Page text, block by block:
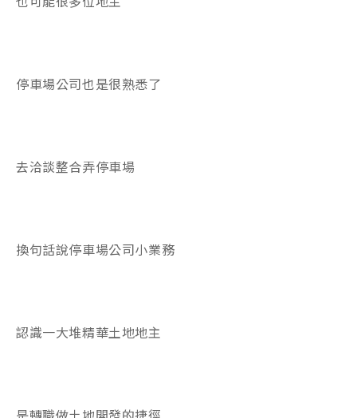
停車場公司也是很熟悉了
去洽談整合弄停車場
換句話說停車場公司小業務
認識一大堆精華土地地主